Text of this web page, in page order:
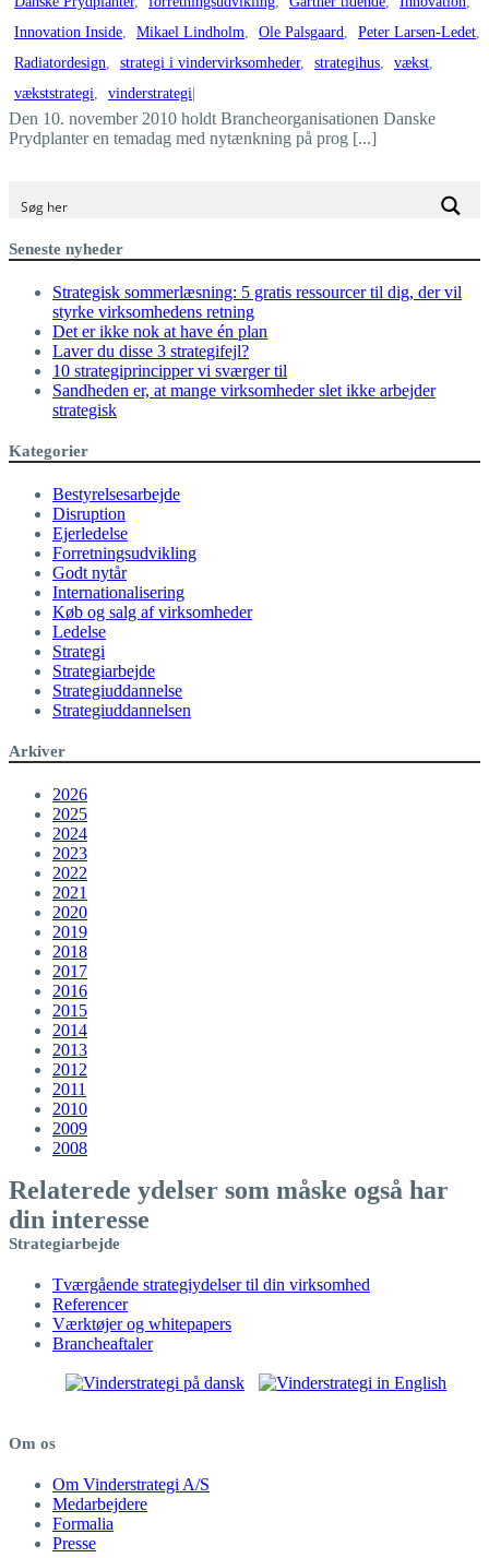
Innovation Inside, Mikael Lindholm, Ole Palsgaard, Peter Larsen-Ledet,
Radiatordesign, strategi i vindervirksomheder, strategihus, vækst,
vækststrategi, vinderstrategi
Den 10. november 2010 holdt Brancheorganisationen Danske
Prydplanter en temadag med nytænkning på prog [...]
Seneste nyheder
Strategisk sommerlæsning: 5 gratis ressourcer til dig, der vil
styrke virksomhedens retning
Det er ikke nok at have én plan
Laver du disse 3 strategifejl?
10 strategiprincipper vi sværger til
Sandheden er, at mange virksomheder slet ikke arbejder
strategisk
Kategorier
Bestyrelsesarbejde
Disruption
Ejerledelse
Forretningsudvikling
Godt nytår
Internationalisering
Køb og salg af virksomheder
Ledelse
Strategi
Strategiarbejde
Strategiuddannelse
Strategiuddannelsen
Arkiver
2026
2025
2024
2023
2022
2021
2020
2019
2018
2017
2016
2015
2014
2013
2012
2011
2010
2009
2008
Relaterede ydelser som måske også har
din interesse
Strategiarbejde
Tværgående strategiydelser til din virksomhed
Referencer
Værktøjer og whitepapers
Brancheaftaler
Om os
Om Vinderstrategi A/S
Medarbejdere
Formalia
Presse